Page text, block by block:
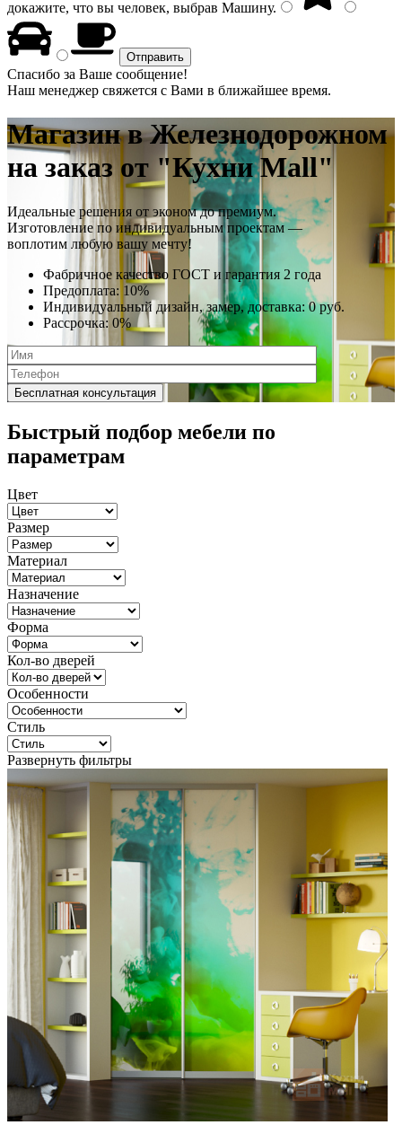
докажите, что вы человек, выбрав Машину.
Спасибо за Ваше сообщение!
Наш менеджер свяжется с Вами в ближайшее время.
Магазинв Железнодорожном
на заказ от "Кухни Mall"
Идеальные решения от эконом до премиум.
Изготовление по индивидуальным проектам —
воплотим любую вашу мечту!
Фабричное качество ГОСТ и гарантия 2 года
Предоплата:10%
Индивидуальный дизайн, замер, доставка:0 руб.
Рассрочка: 0%
Быстрый подбор мебели по
параметрам
Цвет
Размер
Материал
Назначение
Форма
Кол-во дверей
Особенности
Стиль
Развернуть фильтры